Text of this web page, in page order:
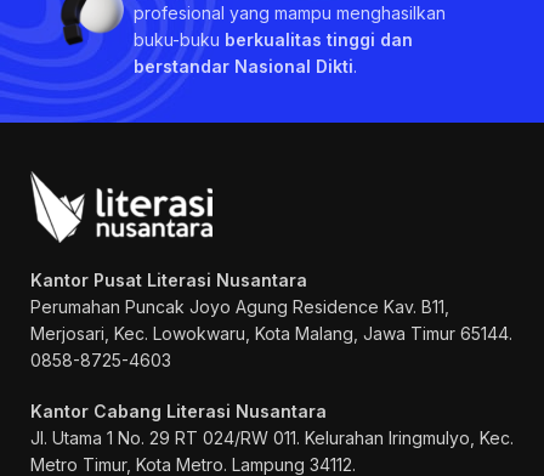
profesional yang mampu menghasilkan
buku-buku berkualitas tinggi dan
berstandar Nasional Dikti.
Kantor Pusat Literasi Nusantara
Perumahan Puncak Joyo Agung Residence Kav. B11,
Merjosari, Kec. Lowokwaru, Kota Malang, Jawa Timur 65144.
0858-8725-4603
Kantor Cabang Literasi Nusantara
Jl. Utama 1 No. 29 RT 024/RW 011. Kelurahan Iringmulyo, Kec.
Metro Timur, Kota Metro. Lampung 34112.